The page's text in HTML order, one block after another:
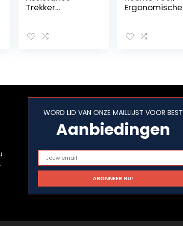
Trekker
Staal voor
Badminton
Racket
hap 8×8,8cm
Ergonomische
Badminton
WORD LID VAN ONZE MAILLIJST VOOR BEST
Aanbiedingen